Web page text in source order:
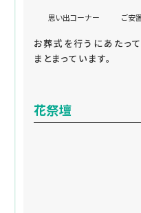
思い出コーナー ご安
お葬式を行うにあたっ
まとまっています。
花祭壇